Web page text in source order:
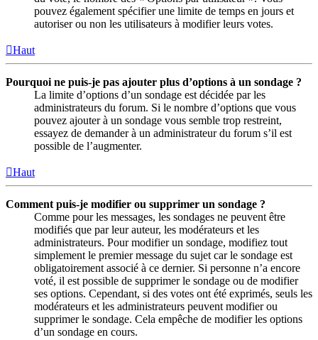
pouvez également spécifier une limite de temps en jours et
autoriser ou non les utilisateurs à modifier leurs votes.
Haut
Pourquoi ne puis-je pas ajouter plus d’options à un sondage ?
La limite d’options d’un sondage est décidée par les
administrateurs du forum. Si le nombre d’options que vous
pouvez ajouter à un sondage vous semble trop restreint,
essayez de demander à un administrateur du forum s’il est
possible de l’augmenter.
Haut
Comment puis-je modifier ou supprimer un sondage ?
Comme pour les messages, les sondages ne peuvent être
modifiés que par leur auteur, les modérateurs et les
administrateurs. Pour modifier un sondage, modifiez tout
simplement le premier message du sujet car le sondage est
obligatoirement associé à ce dernier. Si personne n’a encore
voté, il est possible de supprimer le sondage ou de modifier
ses options. Cependant, si des votes ont été exprimés, seuls les
modérateurs et les administrateurs peuvent modifier ou
supprimer le sondage. Cela empêche de modifier les options
d’un sondage en cours.